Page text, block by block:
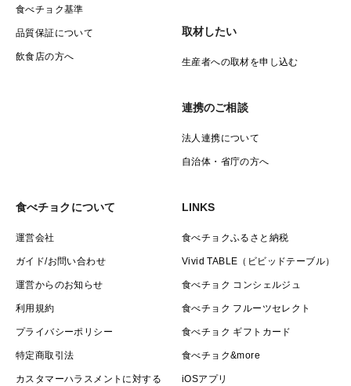
当園の桃の平均は品種や個体差にもよりますがおおよそ
11度～13度ほどです。
基準さえ平均糖度14～15度。
1日1個しか出ない時もあるもはや幻となった伝説の桃
せん。
食べチョク基準
品質保証について
飲食店の方へ
取材したい
生産者への取材を申し込む
連携のご相談
法人連携について
自治体・省庁の方へ
食べチョクについて
運営会社
ガイド/お問い合わせ
運営からのお知らせ
利用規約
プライバシーポリシー
特定商取引法
カスタマーハラスメントに対する
LINKS
食べチョクふるさと納税
Vivid TABLE（ビビッドテーブル）
食べチョク コンシェルジュ
食べチョク フルーツセレクト
食べチョク ギフトカード
食べチョク&more
iOSアプリ